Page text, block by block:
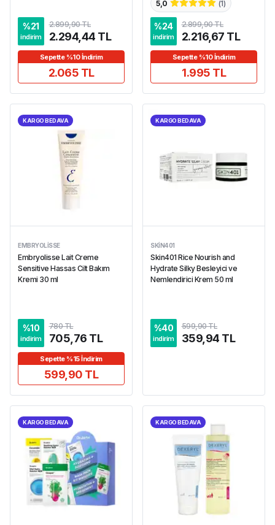
%21
indirim
2.899,90 TL
2.294,44 TL
Sepette %10 İndirim
2.065 TL
5,0
(1)
%24
indirim
2.899,90 TL
2.216,67 TL
Sepette %10 İndirim
1.995 TL
KARGO BEDAVA
EMBRYOLISSE
Embryolisse Lait Creme
Sensitive Hassas Cilt Bakım
Kremi 30 ml
%10
indirim
780 TL
705,76 TL
Sepette %15 İndirim
599,90 TL
KARGO BEDAVA
SKIN401
Skin401 Rice Nourish and
Hydrate Silky Besleyici ve
Nemlendirici Krem 50 ml
%40
indirim
599,90 TL
359,94 TL
KARGO BEDAVA KARGO BEDAVA